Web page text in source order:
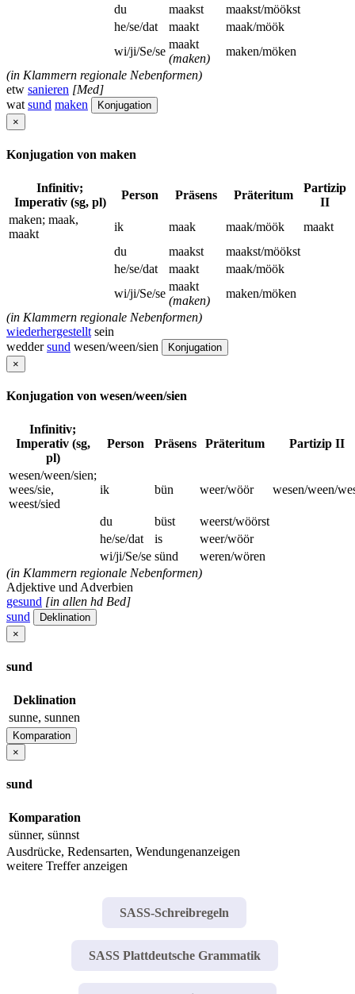
du
maakst
maakst/möökst
he/se/dat
maakt
maak/möök
wi/ji/Se/se
maakt
(maken)
maken/möken
(in Klammern regionale Nebenformen)
etw sanieren [Med]
wat sund maken
Konjugation
×
Konjugation von maken
Infinitiv;
Imperativ (sg, pl)
Person Präsens Präteritum
Partizip
II
maken; maak,
maakt
ik maak maak/möök
maakt
du
maakst
maakst/möökst
he/se/dat
maakt
maak/möök
wi/ji/Se/se
maakt
(maken)
maken/möken
(in Klammern regionale Nebenformen)
wiederhergestellt sein
weddersund wesen/ween/sien
Konjugation
×
Konjugation von wesen/ween/sien
Infinitiv;
Imperativ (sg,
pl)
Person Präsens Präteritum Partizip II
wesen/ween/sien;
wees/sie,
weest/sied
ik bün weer/wöör wesen/ween/
du büst
weerst/wöörst
he/se/dat
is
weer/wöör
wi/ji/Se/se sünd
weren/wören
(in Klammern regionale Nebenformen)
Adjektive und Adverbien
gesund [in allen hd Bed]
sund
Deklination
×
sund
Deklination
sunne, sunnen
Komparation
×
sund
Komparation
sünner, sünnst
Ausdrücke, Redensarten, Wendungenanzeigen
weitere Treffer anzeigen
SASS-Schreibregeln
SASS Plattdeutsche Grammatik